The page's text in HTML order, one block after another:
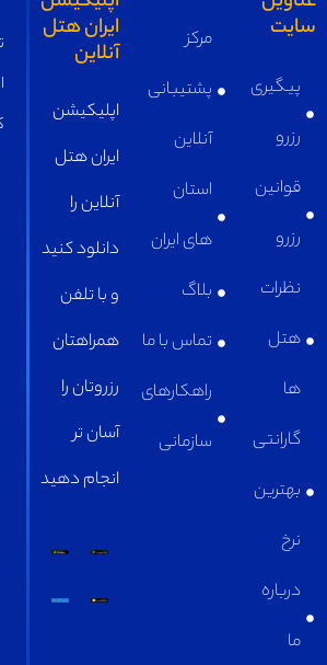
مرکز
پشتیبانی
آنلاین
استان
های ایران
بلاگ
تماس با ما
راهکارهای
سازمانی
ایران هتل
آنلاین
آنلاین را
دانلود کنید
و با تلفن
همراهتان
رزروتان را
آسان تر
تلفن پشتیبانی:
کد پستی: